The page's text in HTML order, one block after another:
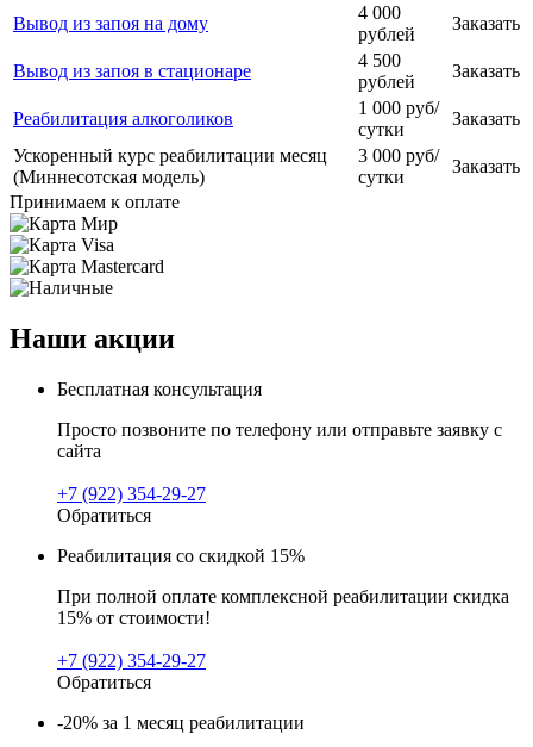
Вывод из запоя на дому
4 000
рублей
Заказать
Вывод из запоя в стационаре
4 500
рублей
Заказать
Реабилитация алкоголиков
1 000 руб/
сутки
Заказать
Ускоренный курс реабилитации месяц
(Миннесотская модель)
3 000 руб/
сутки
Заказать
Принимаем к оплате
Наши акции
Бесплатная консультация
Просто позвоните по телефону или отправьте заявку с
сайта
+7 (922) 354-29-27
Обратиться
Реабилитация со скидкой 15%
При полной оплате комплексной реабилитации скидка
15% от стоимости!
+7 (922) 354-29-27
Обратиться
-20% за 1 месяц реабилитации